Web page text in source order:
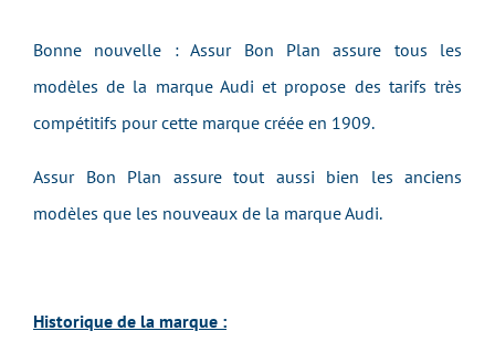
Bonne nouvelle : Assur Bon Plan assure tous les
modèles de la marque Audi et propose des tarifs très
compétitifs pour cette marque créée en 1909.
Assur Bon Plan assure tout aussi bien les anciens
modèles que les nouveaux de la marqueAudi.
Historique de la marque :